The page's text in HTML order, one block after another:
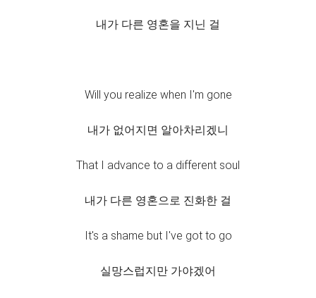
내가 다른 영혼을 지닌 걸
Will you realize when I'm gone
내가 없어지면 알아차리겠니
That I advance to a different soul
내가 다른 영혼으로 진화한 걸
It's a shame but I've got to go
실망스럽지만 가야겠어